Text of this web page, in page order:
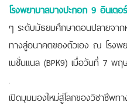
โรงพยาบาลบางปะกอก 9 อินเตอ
ๆ ระดับมัธยมศึกษาตอนปลายจาก
ทางสู่อนาคตของตัวเอง ณ โรงพ
เนชั่นแนล (BPK9) เมื่อวันที่ 7 พ
.
เปิดมุมมองใหม่สู่โลกของวิชาชีพ